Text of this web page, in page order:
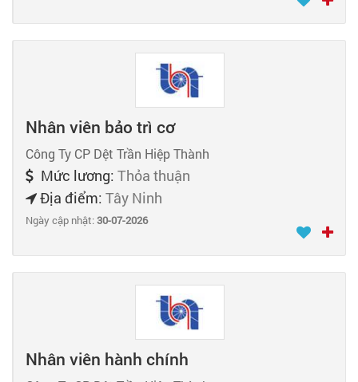
Nhân viên bảo trì cơ
Công Ty CP Dệt Trần Hiệp Thành
Mức lương: Thỏa thuận
Địa điểm: Tây Ninh
Ngày cập nhật:30-07-2026
Nhân viên hành chính